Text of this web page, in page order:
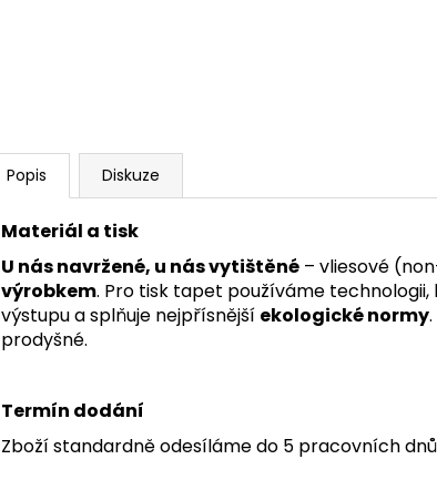
Popis Diskuze
Materiál a tisk
U nás navržené, u nás vytištěné – vliesové
výrobkem. Pro tisk tapet používáme
výstupu a splňuje nejpřísnější ekologické normy
prodyšné.
Termín dodání
Zboží standardně odesíláme do 5 pracovních